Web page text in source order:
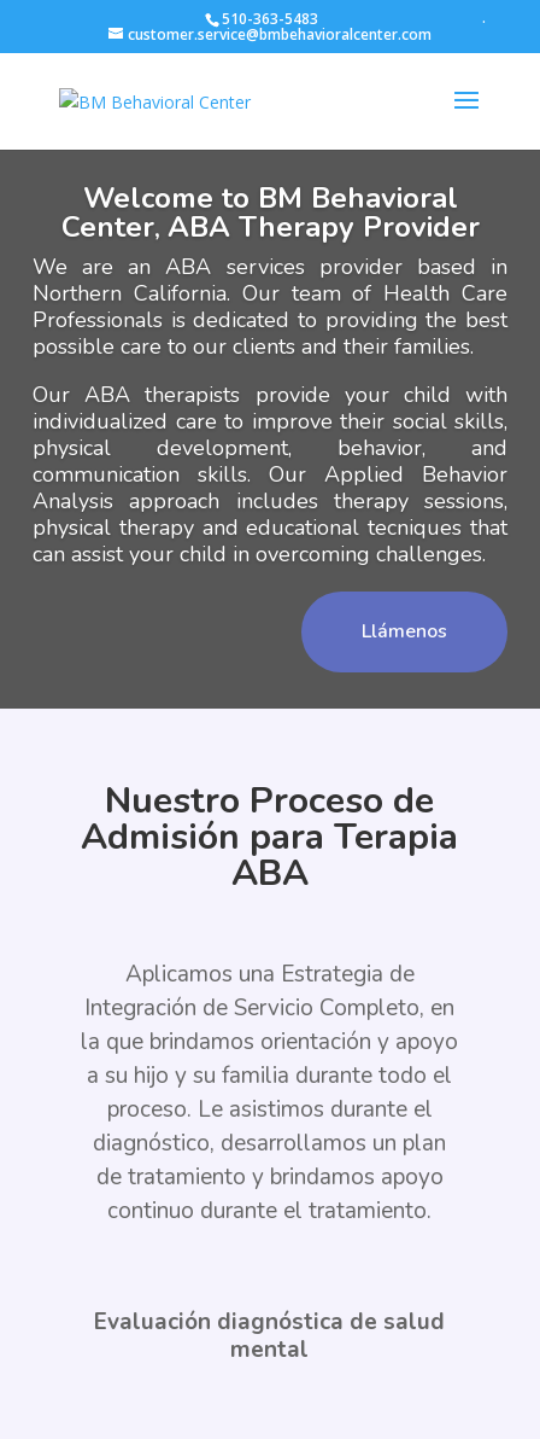
.
510-363-5483
customer.service@bmbehavioralcenter.com
Welcome to BM Behavioral
Center, ABA Therapy Provider
We are anABA servicesprovider based in
Northern California. Our team of Health Care
Professionals is dedicated to providing the best
possible care to our clients and their families.
OurABA therapists provide your child with
individualized care to improve their social skills,
physical development, behavior, and
communication skills. Our Applied Behavior
Analysis approach includes therapy sessions,
physical therapy and educational tecniques that
can assist your child in overcoming challenges.
Llámenos
Nuestro Proceso de
Admisión para Terapia
ABA
Aplicamos una Estrategia de
Integración de Servicio Completo, en
la que brindamos orientación y apoyo
a su hijo y su familia durante todo el
proceso. Le asistimos durante el
diagnóstico, desarrollamos un plan
de tratamiento y brindamos apoyo
continuo durante el tratamiento.
Evaluación diagnóstica de salud
mental